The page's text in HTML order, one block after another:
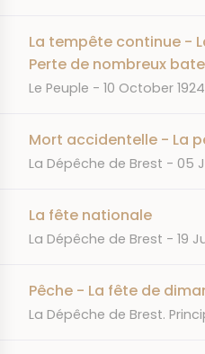
La tempête continue -
Perte de nombreux
JOURNAL
Le Peuple DATE
10 October 1924
Mort accidentelle - La
JOURNAL
La Dépêche de Brest DATE
05
La fête nationale
JOURNAL
La Dépêche de Brest DATE
19
Pêche - La fête de
JOURNAL
La Dépêche de Brest.